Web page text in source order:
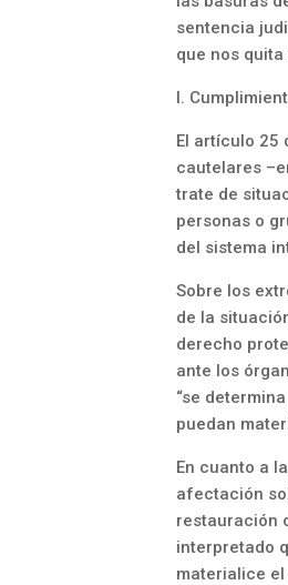
sentencia
que nos
I.
El artículo 25
cautelares
trate de
personas o
del sistema
Sobre los
de la
derecho
ante los
“se
puedan
En cuanto a
afectación
restauración
interpretado
materialice